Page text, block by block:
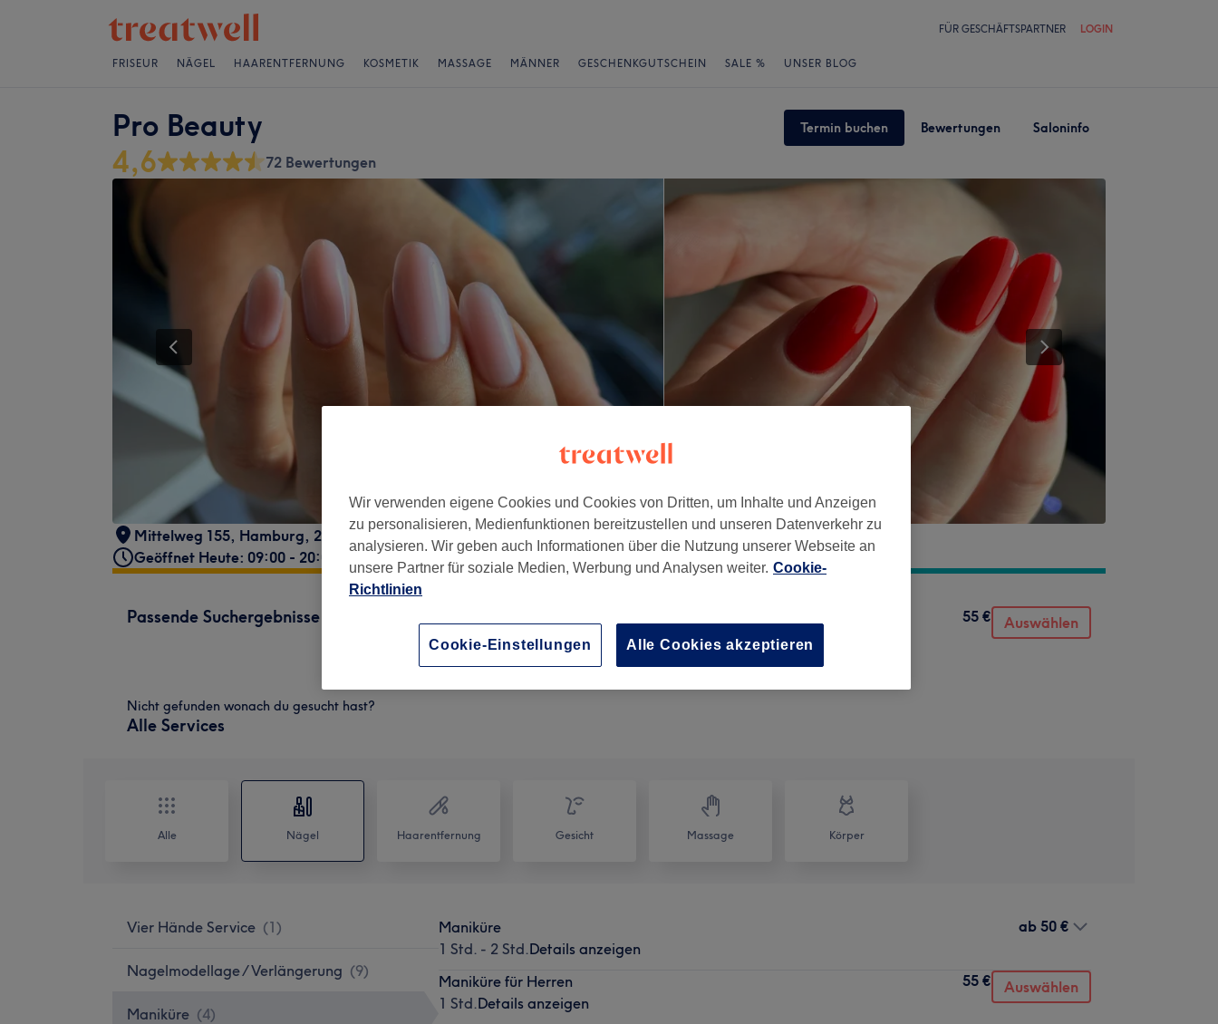
FÜR GESCHÄFTSPARTNER LOGIN
FRISEUR NÄGEL HAARENTFERNUNG KOSMETIK MASSAGE MÄNNER GESCHENKGUTSCHEIN SALE % UNSER BLOG
Pro Beauty Termin buchen Bewertungen Saloninfo
4,6 72 Bewertungen
Mittelweg 155, Hamburg, 20148
Geöffnet Heute: 09:00 - 20:00
Passende Suchergebnisse
1 Std.Details anzeigen
55 € Auswählen
Nicht gefunden wonach du gesucht hast?
Alle Services
Alle Nägel Haarentfernung Gesicht Massage Körper
Vier Hände Service (1)
Nagelmodellage / Verlängerung (9)
Maniküre (4)
Maniküre
1 Std. - 2 Std.Details anzeigen
ab 50 €
Maniküre für Herren
1 Std.Details anzeigen
55 € Auswählen
Wir verwenden eigene Cookies und Cookies von Dritten, um Inhalte und Anzeigen
zu personalisieren, Medienfunktionen bereitzustellen und unseren Datenverkehr zu
analysieren. Wir geben auch Informationen über die Nutzung unserer Webseite an
unsere Partner für soziale Medien, Werbung und Analysen weiter. Cookie-
Richtlinien
Cookie-Einstellungen Alle Cookies akzeptieren